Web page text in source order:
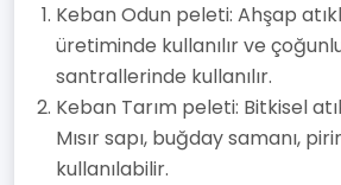
Keban Odun peleti: Ahşap
üretiminde kullanılır ve
santrallerinde kullanılır.
Keban Tarım peleti: Bitkisel
Mısır sapı, buğday samanı,
kullanılabilir.